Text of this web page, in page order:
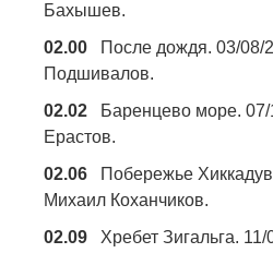
Бахышев.
02.00 После дождя. 03/08/
Подшивалов.
02.02 Баренцево море. 07/
Ерастов.
02.06 Побережье
Михаил Коханчиков.
02.09 Хребет Зигальга.